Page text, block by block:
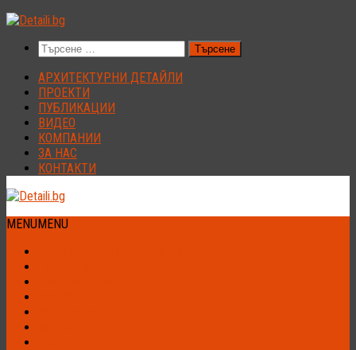
Към
Търсене
за:
АРХИТЕКТУРНИ ДЕТАЙЛИ
ПРОЕКТИ
ПУБЛИКАЦИИ
ВИДЕО
КОМПАНИИ
ЗА НАС
КОНТАКТИ
MENUMENU